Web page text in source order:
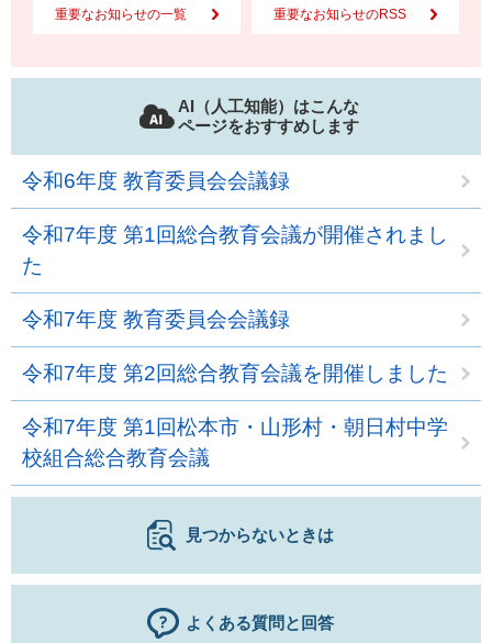
重要なお知らせの一覧 重要なお知らせのRSS
AI（人工知能）はこんな
ページをおすすめします
令和6年度 教育委員会会議録
令和7年度 第1回総合教育会議が開催されまし
た
令和7年度 教育委員会会議録
令和7年度 第2回総合教育会議を開催しました
令和7年度 第1回松本市・山形村・朝日村中学
校組合総合教育会議
見つからないときは
よくある質問と回答